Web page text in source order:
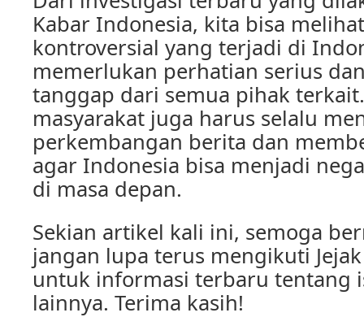
Kabar Indonesia, kita bisa
kontroversial yang terjadi di
memerlukan perhatian serius
tanggap dari semua pihak
masyarakat juga harus selalu
perkembangan berita dan
agar Indonesia bisa menjadi
di masa depan.
Sekian artikel kali ini, semoga
jangan lupa terus mengikuti
untuk informasi terbaru tentang
lainnya. Terima kasih!